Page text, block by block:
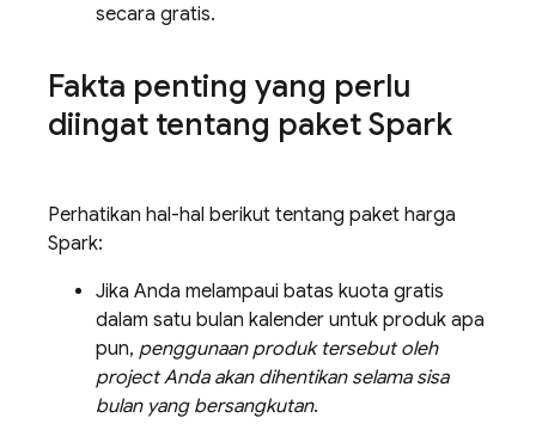
secara gratis.
Fakta penting yang perlu
diingat tentang paket Spark
Perhatikan hal-hal berikut tentang paket harga
Spark:
Jika Anda melampaui batas kuota gratis
dalam satu bulan kalender untuk produk apa
pun, penggunaan produk tersebut oleh
project Anda akan dihentikan selama sisa
bulan yang bersangkutan.